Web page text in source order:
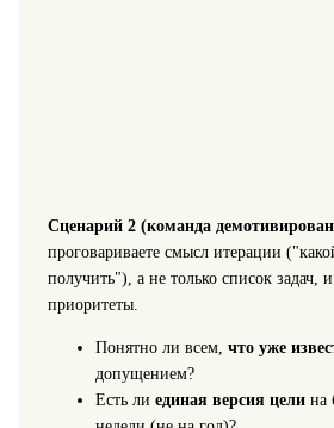
Сценарий 2 (команда
проговариваете смысл итерации
получить"), а не только список задач,
приоритеты.
Понятно ли всем, что уже
допущением?
Есть ли единая версия целина